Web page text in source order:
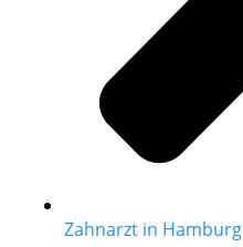
Zahnarzt in Hamburg